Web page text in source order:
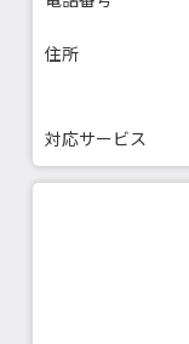
住所
対応サービス